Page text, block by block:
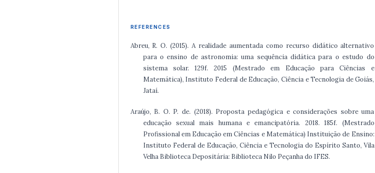
REFERENCES
Abreu, R. O. (2015). A realidade aumentada como recurso didático alternativo
para o ensino de astronomia: uma sequência didática para o estudo do
sistema solar. 129f. 2015 (Mestrado em Educação para Ciências e
Matemática), Instituto Federal de Educação, Ciência e Tecnologia de Goiás,
Jataí.
Araújo, B. O. P. de. (2018). Proposta pedagógica e considerações sobre uma
educação sexual mais humana e emancipatória. 2018. 185f. (Mestrado
Profissional em Educação em Ciências e Matemática) Instituição de Ensino:
Instituto Federal de Educação, Ciência e Tecnologia do Espírito Santo, Vila
Velha Biblioteca Depositária: Biblioteca Nilo Peçanha do IFES.